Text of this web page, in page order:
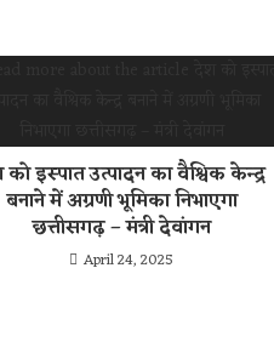
इस्पात उत्पादन का वैश्विक केन्द्र
बनाने में अग्रणी भूमिका निभाएगा
छत्तीसगढ़ – मंत्री देवांगन
April 24, 2025